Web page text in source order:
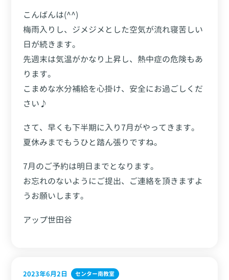
こんばんは(^^)
梅雨入りし、ジメジメとした空気が流れ寝苦しい
日が続きます。
先週末は気温がかなり上昇し、熱中症の危険もあ
ります。
こまめな水分補給を心掛け、安全にお過ごしくだ
さい♪
さて、早くも下半期に入り7月がやってきます。
夏休みまでもうひと踏ん張りですね。
7月のご予約は明日までとなります。
お忘れのないようにご提出、ご連絡を頂きますよ
うお願いします。
アップ世田谷
2023年6月2日 センター南教室